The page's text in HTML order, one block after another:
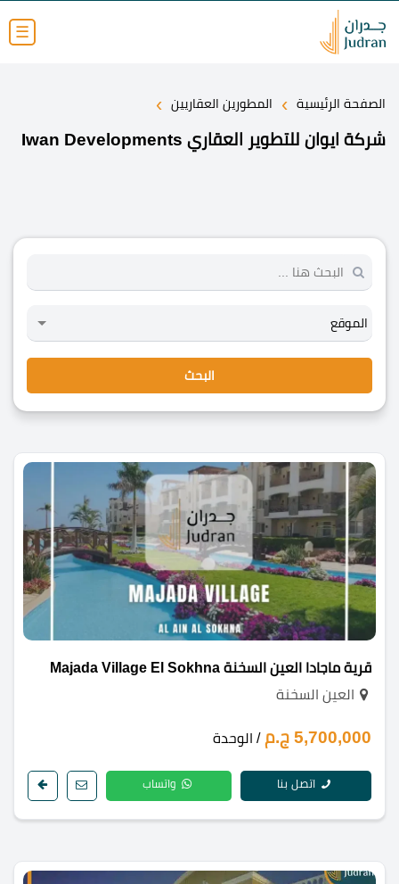
☰
الصفحة الرئيسية › المطورين العقاريين ›
شركة ايوان للتطوير العقاري Iwan Developments
البحث
قرية ماجادا العين السخنة Majada Village El Sokhna
العين السخنة
5,700,000 ج.م / الوحدة
اتصل بنا واتساب